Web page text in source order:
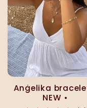
Anġelika
NEW •